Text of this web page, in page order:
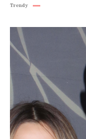
Trendy